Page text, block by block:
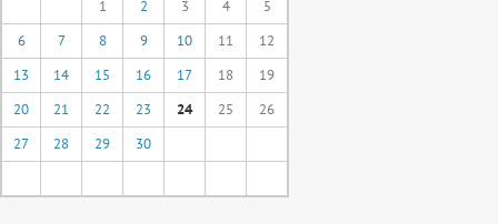
1 2 3 4
5
6
7 8 9 10 11
12
13
14 15 16 17 18
19
20
21 22 23 24 25
26
27
28 29 30